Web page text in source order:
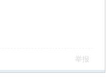
举报